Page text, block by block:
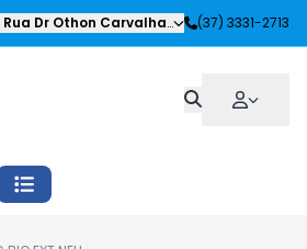
Rua Dr Othon Carvalhaes Siqueira,Oliveira
(37) 3331-2713